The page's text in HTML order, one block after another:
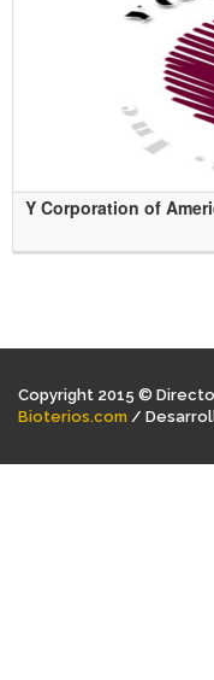
Y Corporation of
Copyright 2015 ©
Bioterios.com /